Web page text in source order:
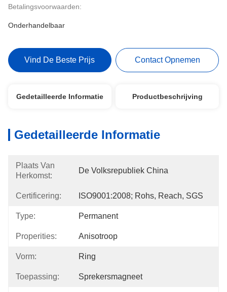
Betalingsvoorwaarden:
Onderhandelbaar
Vind De Beste Prijs Contact Opnemen
Gedetailleerde Informatie Productbeschrijving
Gedetailleerde Informatie
Plaats Van
Herkomst:
De Volksrepubliek China
Certificering: ISO9001:2008; Rohs, Reach, SGS
Type: Permanent
Properities: Anisotroop
Vorm: Ring
Toepassing: Sprekersmagneet